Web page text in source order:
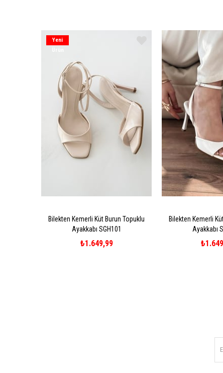
Bilekten Kemerli Küt Burun Topuklu
Ayakkabı SGH101
₺1.649,99
Yeni
Bilekten Kemerli
Ayakkabı